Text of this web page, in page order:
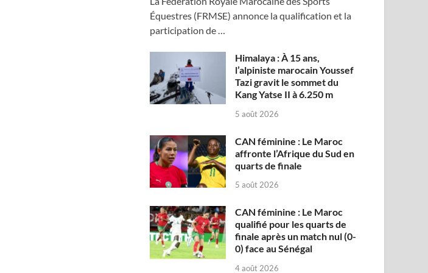
Équestres (FRMSE) annonce la qualification et la
participation de …
Himalaya : À 15 ans,
l’alpiniste marocain Youssef
Tazi gravit le sommet du
Kang Yatse II à 6.250 m
5 août 2026
CAN féminine : Le Maroc
affronte l’Afrique du Sud en
quarts de finale
5 août 2026
CAN féminine : Le Maroc
qualifié pour les quarts de
finale après un match nul (0-
0) face au Sénégal
4 août 2026